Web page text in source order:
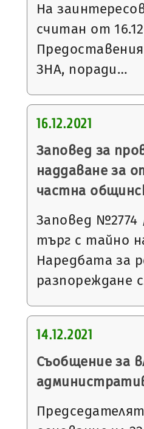
На
считан от
ЗНА, поради…
16.12.2021
Заповед за
наддаване за
частна
Заповед №2774
търг с тайно
Наредбата за
разпореждане
14.12.2021
Съобщение за